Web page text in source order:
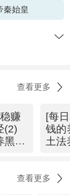
秦始皇
查看更多
赚
(2)
黑猪
[每
钱的
土法
查看更多